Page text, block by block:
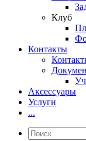
Клуб
Контакты
Аксессуары
Услуги
...